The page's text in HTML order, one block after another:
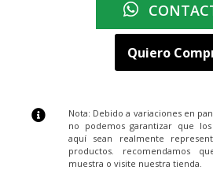
Quiero
Nota: Debido a variaciones en
no podemos garantizar que
aquí sean realmente
productos. recomendamos
muestra o visite nuestra tienda.